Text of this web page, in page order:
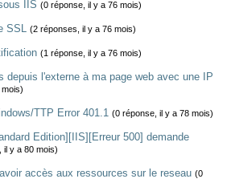
IIS (0 réponse, il y a 76 mois)
SSL (2 réponses, il y a 76 mois)
(1 réponse, il y a 76 mois)
depuis l'externe à ma page web avec une IP
TTP Error 401.1 (0 réponse, il y a 78 mois)
Edition][IIS][Erreur 500] demande
il y a 80 mois)
accès aux ressources sur le reseau (0